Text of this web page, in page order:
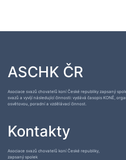
ASCHK ČR
Asociace svazů chovatelů koní České republiky zapsaný
svazů a vyvíjí následující činnosti: vydává časopis KONĚ,
osvětovou, poradní a vzdělávací činnost.
Kontakty
Asociace svazů chovatelů koní České republiky,
zapsaný spolek